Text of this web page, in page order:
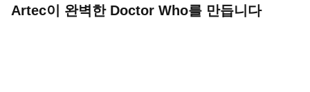
Artec이 완벽한 Doctor Who를 만듭니다